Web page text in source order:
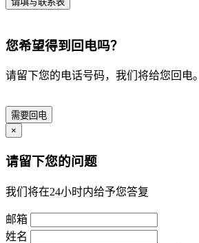
您希望得到回电吗？
请留下您的电话号码，我们将给您回电。
需要回电
×
请留下您的问题
我们将在24小时内给予您答复
邮箱
姓名